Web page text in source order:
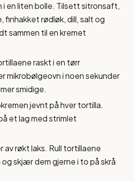
i en liten bolle. Tilsett sitronsaft,
finhakket rødløk, dill, salt og
sammen til en kremet
raskt i en tørr
mikrobølgeovn i noen sekunder
smidige.
jevnt på hver tortilla.
et lag med strimlet
av røkt laks. Rull tortillaene
skjær dem gjerne i to på skrå